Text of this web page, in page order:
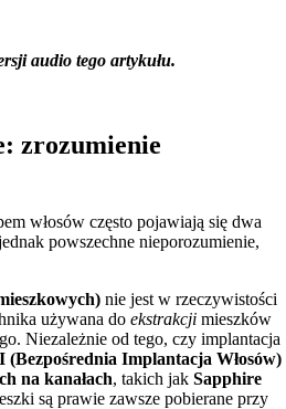
audio tego artykułu.
zrozumienie
włosów często pojawiają się dwa
powszechne nieporozumienie,
nie jest w rzeczywistości
używana doekstrakcji mieszków
Niezależnie od tego, czy implantacja
(Bezpośrednia Implantacja Włosów)
na kanałach, takich jakSapphire
są prawie zawsze pobierane przy